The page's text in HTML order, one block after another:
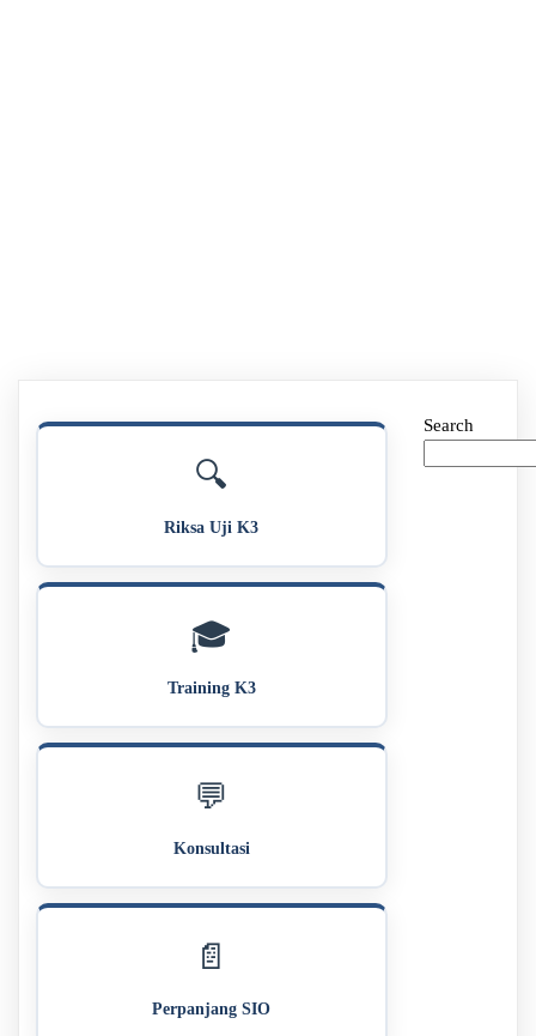
🔍
Riksa Uji K3
🎓
Training K3
💬
Konsultasi
📄
Perpanjang SIO
Search